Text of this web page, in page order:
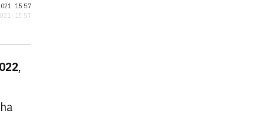
·15:57
· 15:57
,